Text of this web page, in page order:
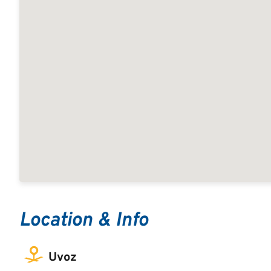
Location & Info
Uvoz